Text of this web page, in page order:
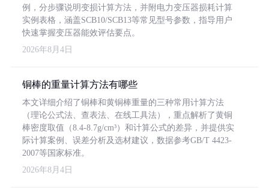
例，分步骤说明变损计算方法，并附电力变压器损耗计算
实例表格，涵盖SCB10/SCB13等常见型号参数，指导用户
快速掌握变压器能效评估要点。
2026年8月4日
铜棒的重量计算方法有哪些
本文详细介绍了铜棒和黄铜棒重量的三种常用计算方法
（理论公式法、查表法、在线工具法），重点解析了黄铜
棒密度取值（8.4-8.7g/cm³）和计算公式的差异，并提供实
际计算案例、误差分析及选材建议，数据参考GB/T 4423-
2007等国家标准。
2026年8月4日